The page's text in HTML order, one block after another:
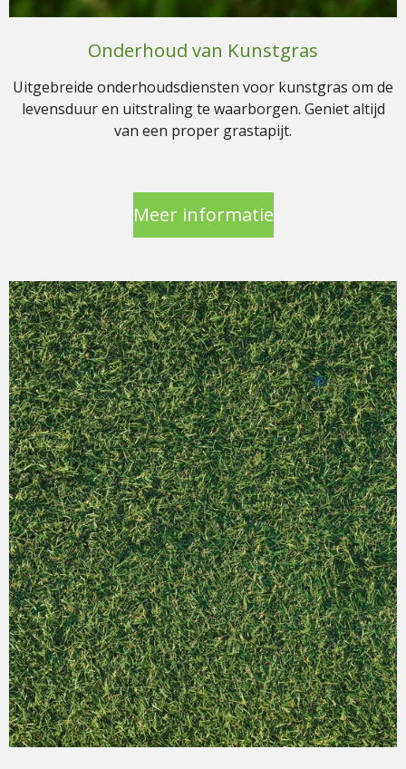
Onderhoud van Kunstgras
Uitgebreide onderhoudsdiensten voor kunstgras om de
levensduur en uitstraling te waarborgen. Geniet altijd
van een proper grastapijt.
Meer informatie